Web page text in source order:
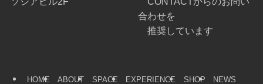
合わせを
推奨しています
HOME ABOUT SPACE EXPERIENCE SHOP NEWS